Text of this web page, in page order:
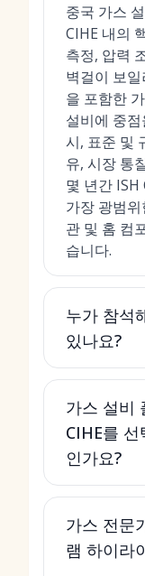
중국 가스
CIHE 내의
측정, 압력
벽걸이 보
을 포함한
설비에 중
시, 표준 및
유, 시장 통
몇 년간 ISH
가장 광범
관 및 홈 컴
습니다.
누가 참석
있나요?
가스 설비
CIHE를
인가요?
가스 전문
램 하이라